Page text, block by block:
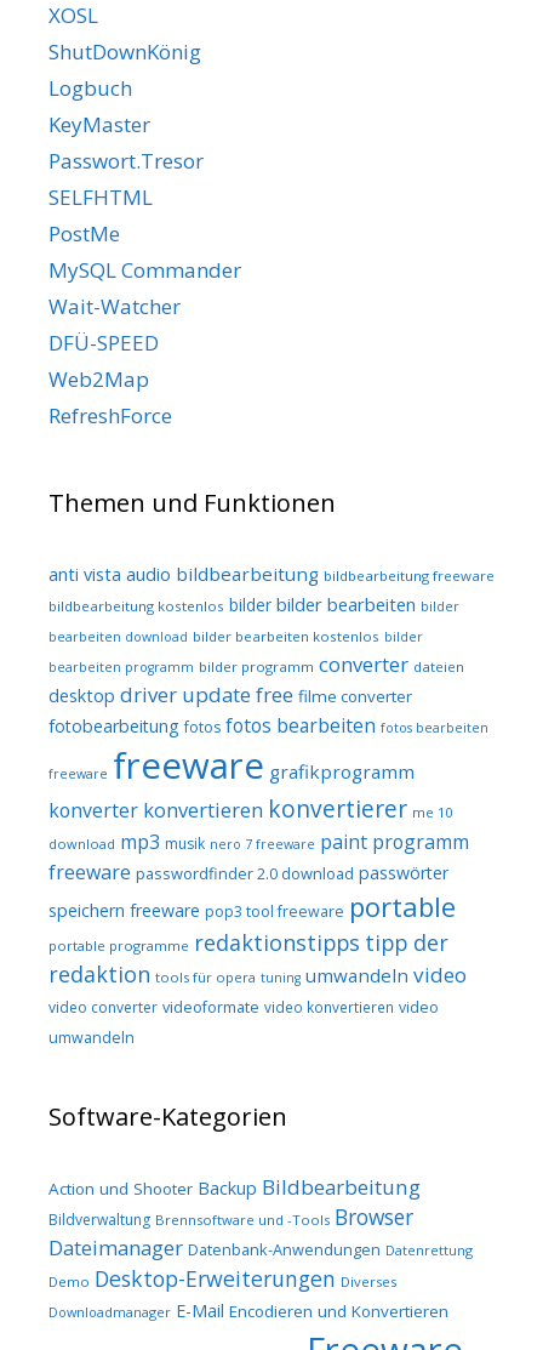
XOSL
ShutDownKönig
Logbuch
KeyMaster
Passwort.Tresor
SELFHTML
PostMe
MySQL Commander
Wait-Watcher
DFÜ-SPEED
Web2Map
RefreshForce
Themen und Funktionen
anti vista audio bildbearbeitung bildbearbeitung freeware
bildbearbeitung kostenlos bilder bilder bearbeiten bilder
bearbeiten download bilder bearbeiten kostenlos bilder
bearbeiten programm bilder programm converter dateien
desktop driver update free filme converter
fotobearbeitung fotos fotos bearbeiten fotos bearbeiten
freeware freeware grafikprogramm
konverter konvertieren konvertierer me 10
download mp3 musik nero 7 freeware paint programm
freeware passwordfinder 2.0 download passwörter
speichern freeware pop3 tool freeware portable
portable programme redaktionstipps tipp der
redaktion tools für opera tuning umwandeln video
video converter videoformate video konvertieren video
umwandeln
Software-Kategorien
Action und Shooter Backup Bildbearbeitung
Bildverwaltung Brennsoftware und -Tools Browser
Dateimanager Datenbank-Anwendungen Datenrettung
Demo Desktop-Erweiterungen Diverses
Downloadmanager E-Mail Encodieren und Konvertieren